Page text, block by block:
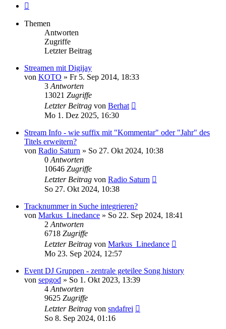
Themen
Antworten
Zugriffe
Letzter Beitrag
Streamen mit Digijay
von KOTO » Fr 5. Sep 2014, 18:33
3 Antworten
13021 Zugriffe
Letzter Beitrag von Berhat
Mo 1. Dez 2025, 16:30
Stream Info - wie suffix mit "Kommentar" oder "Jahr" des
Titels erweitern?
von Radio Saturn » So 27. Okt 2024, 10:38
0 Antworten
10646 Zugriffe
Letzter Beitrag von Radio Saturn
So 27. Okt 2024, 10:38
Tracknummer in Suche integrieren?
von Markus_Linedance » So 22. Sep 2024, 18:41
2 Antworten
6718 Zugriffe
Letzter Beitrag von Markus_Linedance
Mo 23. Sep 2024, 12:57
Event DJ Gruppen - zentrale geteilee Song history
von sepgod » So 1. Okt 2023, 13:39
4 Antworten
9625 Zugriffe
Letzter Beitrag von sndafrei
So 8. Sep 2024, 01:16